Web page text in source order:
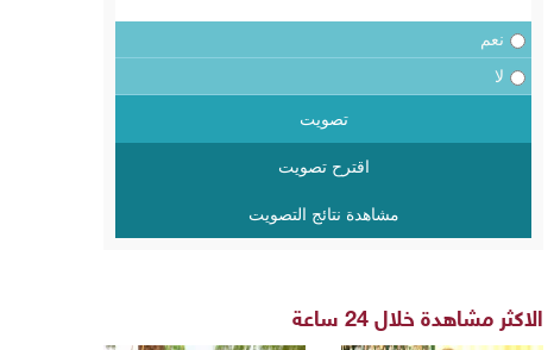
نعم
لا
تصويت
اقترح تصويت
مشاهدة نتائج التصويت
الاكثر مشاهدة خلال 24 ساعة